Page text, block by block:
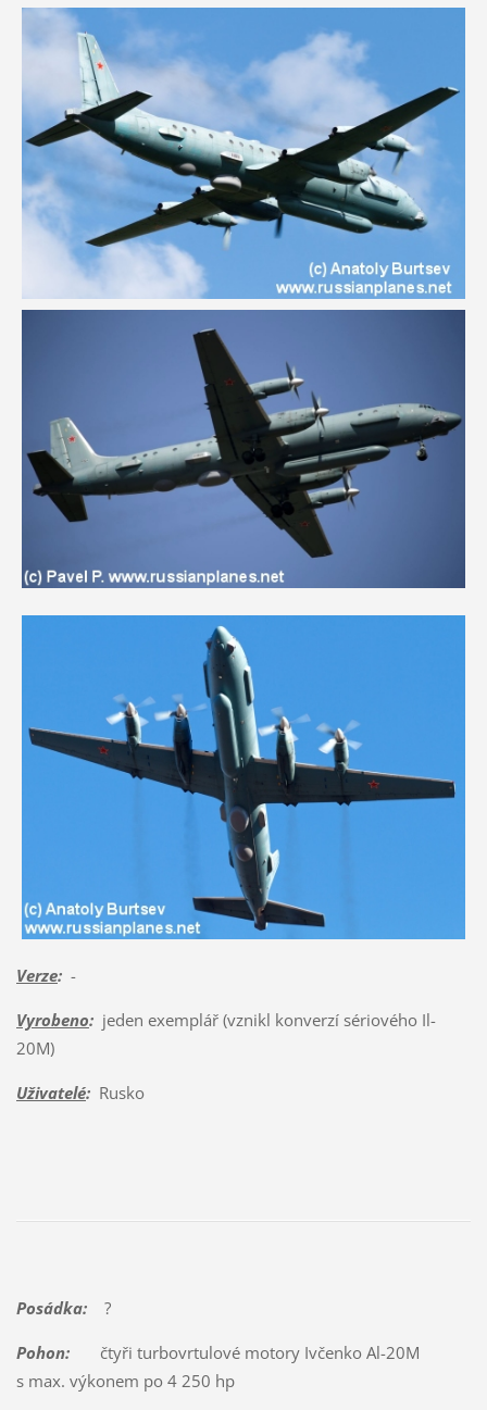
Verze:-
Vyrobeno:jeden exemplář (vznikl konverzí sériového Il-
20M)
Uživatelé:Rusko
Posádka:?
Pohon:čtyři turbovrtulové motory Ivčenko Al-20M
s max. výkonem po 4 250 hp